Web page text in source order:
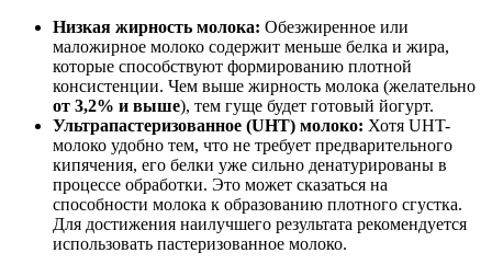
Низкая жирность молока: Обезжиренное или
маложирное молоко содержит меньше белка и жира,
которые способствуют формированию плотной
консистенции. Чем выше жирность молока (желательно
от 3,2% и выше), тем гуще будет готовый йогурт.
Ультрапастеризованное (UHT) молоко: Хотя UHT-
молоко удобно тем, что не требует предварительного
кипячения, его белки уже сильно денатурированы в
процессе обработки. Это может сказаться на
способности молока к образованию плотного сгустка.
Для достижения наилучшего результата рекомендуется
использовать пастеризованное молоко.